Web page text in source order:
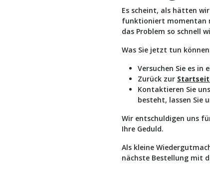
Es scheint, als hätten
funktioniert momentan
das Problem so schnell
Was Sie jetzt tun
Versuchen Sie es in
Zurück zur
Kontaktieren Sie
besteht, lassen Sie
Wir entschuldigen uns
Ihre Geduld.
Als kleine
nächste Bestellung mit